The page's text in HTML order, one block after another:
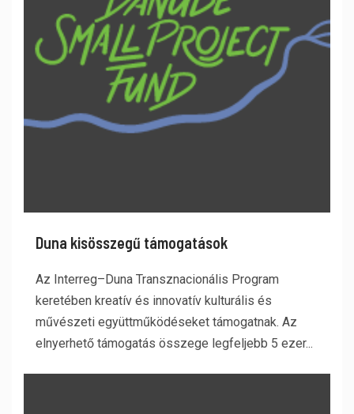
Duna kisösszegű támogatások
Az Interreg–Duna Transznacionális Program
keretében kreatív és innovatív kulturális és
művészeti együttműködéseket támogatnak. Az
elnyerhető támogatás összege legfeljebb 5 ezer...